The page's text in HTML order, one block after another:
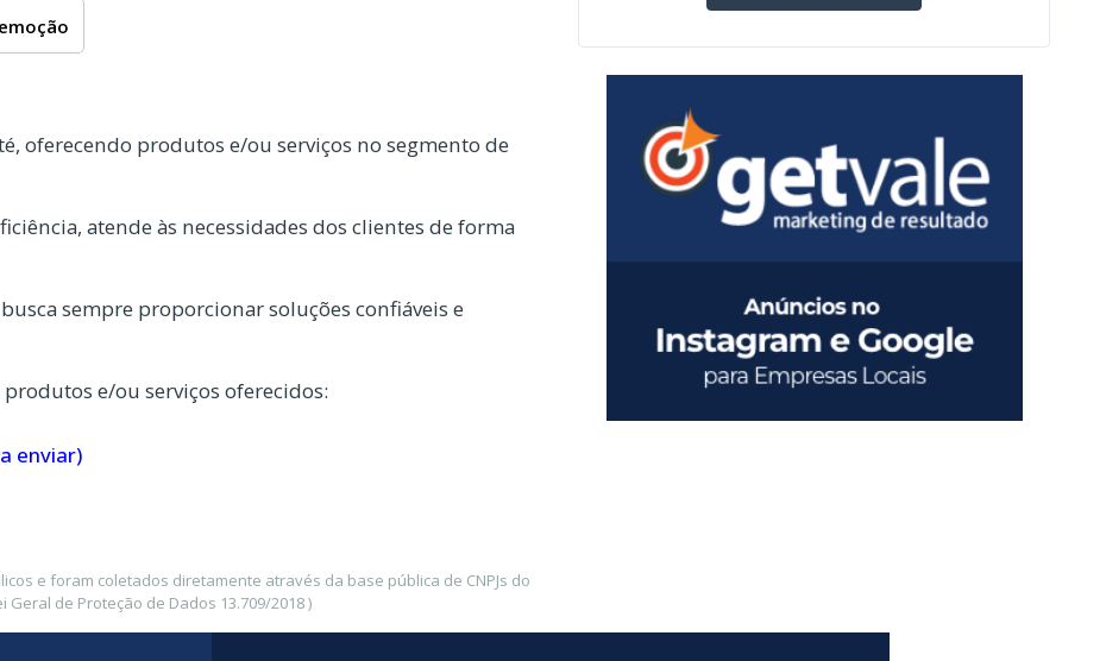
oferecendo produtos e/ou serviços no segmento de
atende às necessidades dos clientes de forma
busca sempre proporcionar soluções confiáveis e
e/ou serviços oferecidos:
enviar)
e foram coletados diretamente através da base pública de CNPJs do
de Proteção de Dados 13.709/2018 )